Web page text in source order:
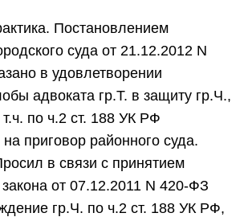
Постановлением
суда от 21.12.2012 N
в удовлетворении
адвоката гр.Т. в защиту гр.Ч.,
по ч.2 ст. 188 УК РФ
приговор районного суда.
в связи с принятием
от 07.12.2011 N 420-ФЗ
гр.Ч. по ч.2 ст. 188 УК РФ,